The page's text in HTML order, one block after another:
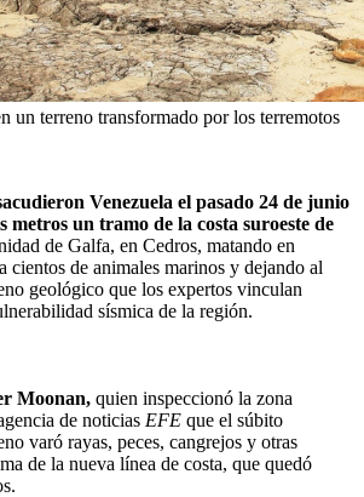
un terreno transformado por los terremotos
Venezuela el pasado 24 de junio
metros un tramo de la costa suroeste de
de Galfa, en Cedros, matando en
cientos de animales marinos y dejando al
geológico que los expertos vinculan
sísmica de la región.
Moonan, quien inspeccionó la zona
de noticias EFE que el súbito
varó rayas, peces, cangrejos y otras
de la nueva línea de costa, que quedó